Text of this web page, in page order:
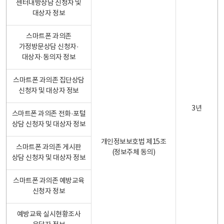
개인정보보호법 제15조
(정보주체 동의)
센터내방상담 신청자 및
대상자 정보
3년
스마트폰 과의존
가정방문상담 신청자·
대상자·동의자 정보
스마트폰 과의존 집단상담
신청자 및 대상자 정보
스마트폰 과의존 전화·포털
상담 신청자 및 대상자 정보
스마트폰 과의존 게시판
상담 신청자 및 대상자 정보
스마트폰 과의존 예방교육
신청자 정보
예방교육 실시현황조사